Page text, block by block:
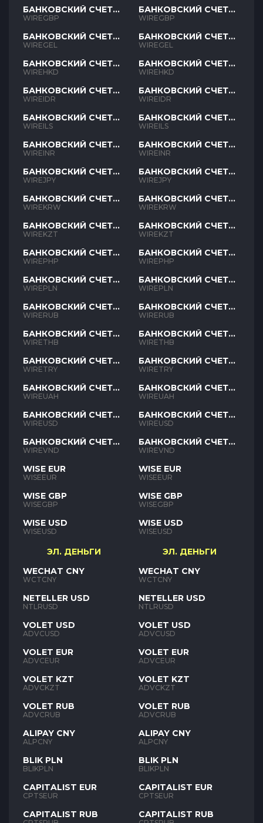
БАНКОВСКИЙ СЧЕТ
GBP
WIREGBP
БАНКОВСКИЙ СЧЕТ
GEL
WIREGEL
БАНКОВСКИЙ СЧЕТ
HKD
WIREHKD
БАНКОВСКИЙ СЧЕТ
IDR
WIREIDR
БАНКОВСКИЙ СЧЕТ
ILS
WIREILS
БАНКОВСКИЙ СЧЕТ
INR
WIREINR
БАНКОВСКИЙ СЧЕТ
JPY
WIREJPY
БАНКОВСКИЙ СЧЕТ
KRW
WIREKRW
БАНКОВСКИЙ СЧЕТ
KZT
WIREKZT
БАНКОВСКИЙ СЧЕТ
PHP
WIREPHP
БАНКОВСКИЙ СЧЕТ
PLN
WIREPLN
БАНКОВСКИЙ СЧЕТ
RUB
WIRERUB
БАНКОВСКИЙ СЧЕТ
THB
WIRETHB
БАНКОВСКИЙ СЧЕТ
TRY
WIRETRY
БАНКОВСКИЙ СЧЕТ
UAH
WIREUAH
БАНКОВСКИЙ СЧЕТ
USD
WIREUSD
БАНКОВСКИЙ СЧЕТ
VND
WIREVND
WISE EUR
WISEEUR
WISE GBP
WISEGBP
WISE USD
WISEUSD
ЭЛ. ДЕНЬГИ
WECHAT CNY
WCTCNY
NETELLER USD
NTLRUSD
VOLET USD
ADVCUSD
VOLET EUR
ADVCEUR
VOLET KZT
ADVCKZT
VOLET RUB
ADVCRUB
ALIPAY CNY
ALPCNY
BLIK PLN
BLIKPLN
CAPITALIST EUR
CPTSEUR
CAPITALIST RUB
БАНКОВСКИЙ СЧЕТ
GBP
WIREGBP
БАНКОВСКИЙ СЧЕТ
GEL
WIREGEL
БАНКОВСКИЙ СЧЕТ
HKD
WIREHKD
БАНКОВСКИЙ СЧЕТ
IDR
WIREIDR
БАНКОВСКИЙ СЧЕТ
ILS
WIREILS
БАНКОВСКИЙ СЧЕТ
INR
WIREINR
БАНКОВСКИЙ СЧЕТ
JPY
WIREJPY
БАНКОВСКИЙ СЧЕТ
KRW
WIREKRW
БАНКОВСКИЙ СЧЕТ
KZT
WIREKZT
БАНКОВСКИЙ СЧЕТ
PHP
WIREPHP
БАНКОВСКИЙ СЧЕТ
PLN
WIREPLN
БАНКОВСКИЙ СЧЕТ
RUB
WIRERUB
БАНКОВСКИЙ СЧЕТ
THB
WIRETHB
БАНКОВСКИЙ СЧЕТ
TRY
WIRETRY
БАНКОВСКИЙ СЧЕТ
UAH
WIREUAH
БАНКОВСКИЙ СЧЕТ
USD
WIREUSD
БАНКОВСКИЙ СЧЕТ
VND
WIREVND
WISE EUR
WISEEUR
WISE GBP
WISEGBP
WISE USD
WISEUSD
ЭЛ. ДЕНЬГИ
WECHAT CNY
WCTCNY
NETELLER USD
NTLRUSD
VOLET USD
ADVCUSD
VOLET EUR
ADVCEUR
VOLET KZT
ADVCKZT
VOLET RUB
ADVCRUB
ALIPAY CNY
ALPCNY
BLIK PLN
BLIKPLN
CAPITALIST EUR
CPTSEUR
CAPITALIST RUB